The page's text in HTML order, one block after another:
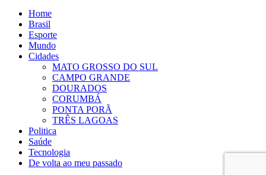
Home
Brasil
Esporte
Mundo
Cidades
MATO GROSSO DO SUL
CAMPO GRANDE
DOURADOS
CORUMBÁ
PONTA PORÃ
TRÊS LAGOAS
Politica
Saúde
Tecnologia
De volta ao meu passado